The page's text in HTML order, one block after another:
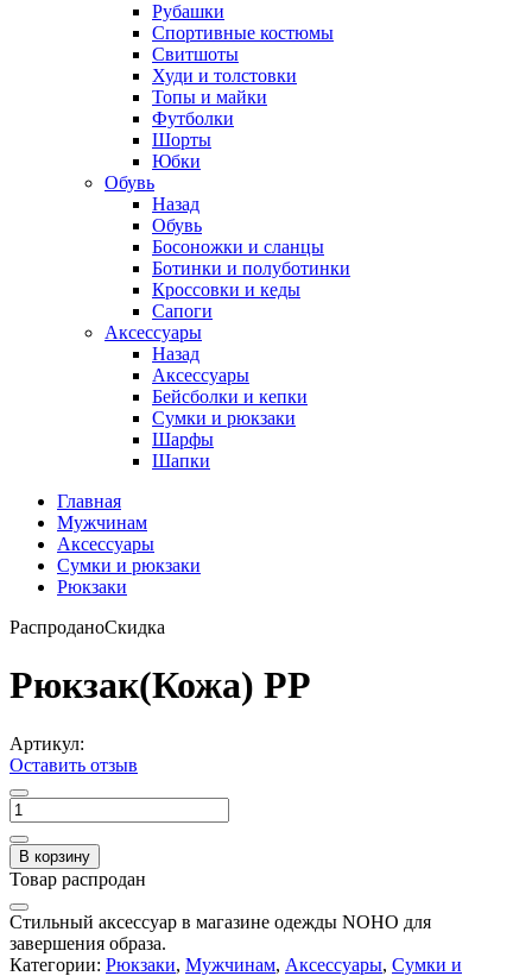
Рубашки
Спортивные костюмы
Свитшоты
Худи и толстовки
Топы и майки
Футболки
Шорты
Юбки
Обувь
Назад
Обувь
Босоножки и сланцы
Ботинки и полуботинки
Кроссовки и кеды
Сапоги
Аксессуары
Назад
Аксессуары
Бейсболки и кепки
Сумки и рюкзаки
Шарфы
Шапки
Главная
Мужчинам
Аксессуары
Сумки и рюкзаки
Рюкзаки
РаспроданоСкидка
Рюкзак(Кожа) PP
Артикул:
Оставить отзыв
В корзину
Товар распродан
Стильный аксессуар в магазине одежды NOHO для
завершения образа.
Категории: Рюкзаки, Мужчинам, Аксессуары, Сумки и